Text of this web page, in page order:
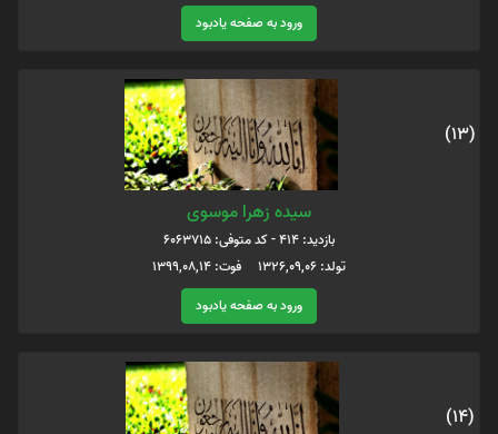
ورود به صفحه یادبود
(13)
سیده زهرا موسوی
بازدید: 414 - کد متوفی: 6063715
تولد: 1326,09,06 فوت: 1399,08,14
ورود به صفحه یادبود
(14)